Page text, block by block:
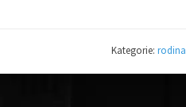
Kategorie: rodina